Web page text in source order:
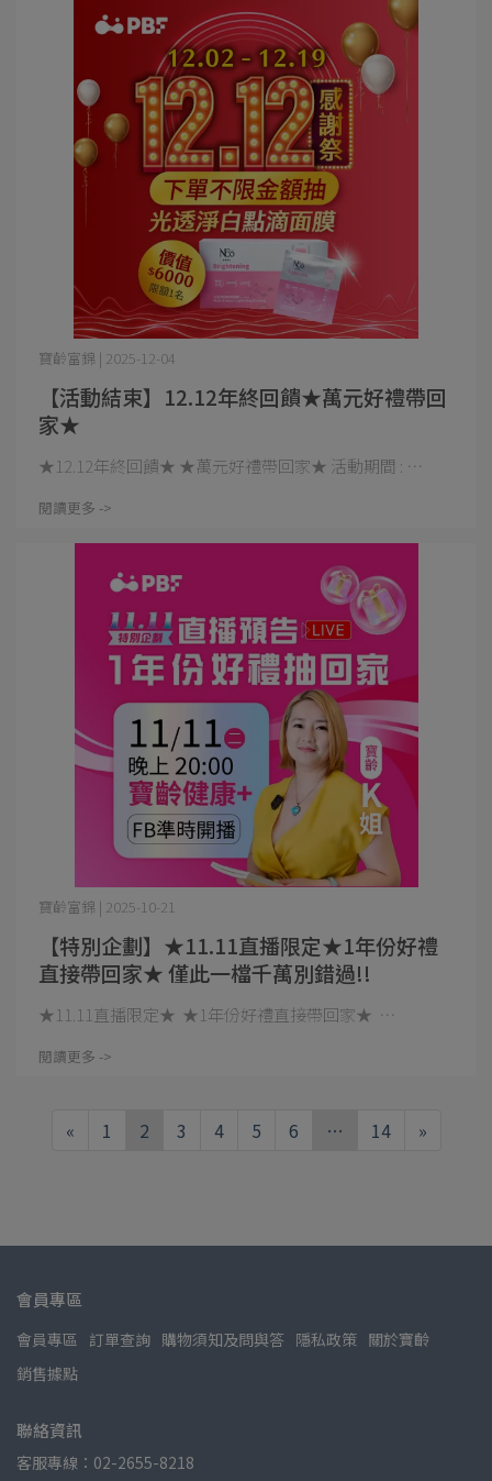
【活動結束】12.12年終回饋★萬元好禮帶回
家★
寶齡富錦 | 2025-12-04
​​​​​★12.12年終回饋★ ★萬元好禮帶回家★ 活動期間 : ⋯
閱讀更多 ->
【特別企劃】★11.11直播限定★1年份好禮
直接帶回家★ 僅此一檔千萬別錯過!!
寶齡富錦 | 2025-10-21
★11.11直播限定★ ★1年份好禮直接帶回家★ ⋯
閱讀更多 ->
« 1 2 3 4 5 6 … 14 »
會員專區
會員專區 訂單查詢 購物須知及問與答 隱私政策 關於寶齡
銷售據點
聯絡資訊
客服專線：02-2655-8218